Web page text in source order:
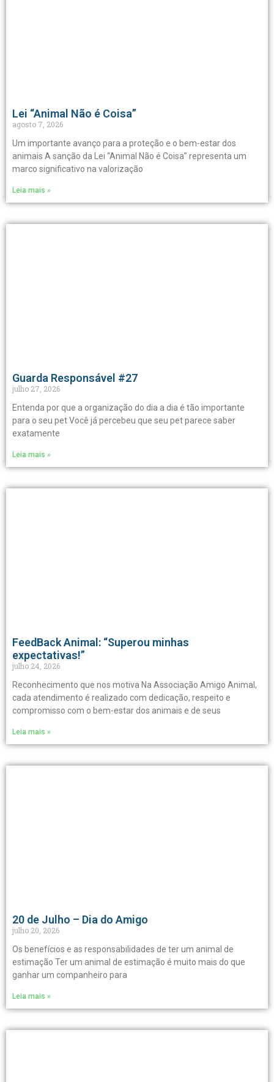
Lei “Animal Não é Coisa”
agosto 7, 2026
Um importante avanço para a proteção e o bem-estar dos
animais A sanção da Lei “Animal Não é Coisa” representa um
marco significativo na valorização
Leia mais »
Guarda Responsável #27
julho 27, 2026
Entenda por que a organização do dia a dia é tão importante
para o seu pet Você já percebeu que seu pet parece saber
exatamente
Leia mais »
FeedBack Animal: “Superou minhas
expectativas!”
julho 24, 2026
Reconhecimento que nos motiva Na Associação Amigo Animal,
cada atendimento é realizado com dedicação, respeito e
compromisso com o bem-estar dos animais e de seus
Leia mais »
20 de Julho – Dia do Amigo
julho 20, 2026
Os benefícios e as responsabilidades de ter um animal de
estimação Ter um animal de estimação é muito mais do que
ganhar um companheiro para
Leia mais »